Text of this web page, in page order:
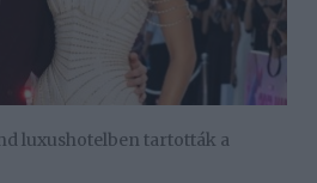
luxushotelben tartották a